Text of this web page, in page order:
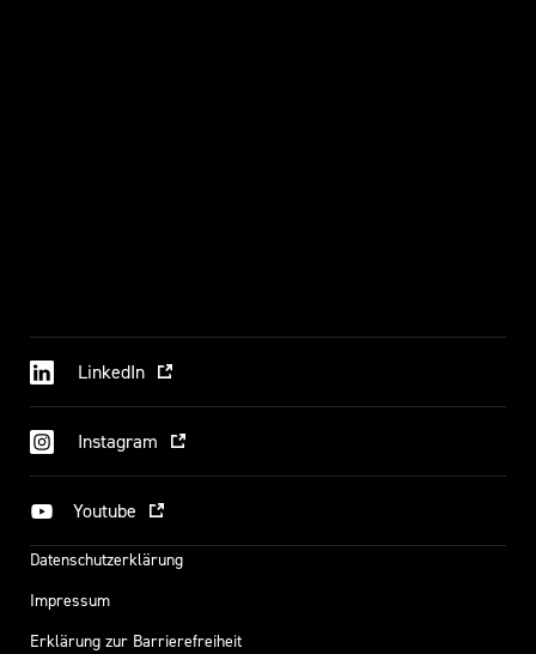
LinkedIn
Instagram
Youtube
Datenschutzerklärung
Impressum
Erklärung zur Barrierefreiheit